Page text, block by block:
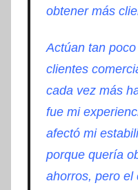
obtener más
Actúan tan
clientes
cada vez más
fue mi
afectó mi
porque quería
ahorros, pero el